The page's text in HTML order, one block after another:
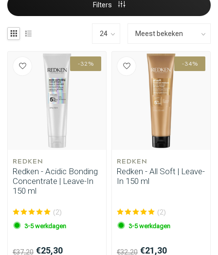
Filters
-32%
REDKEN
Redken - Acidic Bonding
Concentrate | Leave-In
150 ml
(2)
3-5 werkdagen
€37,20 €25,30
-34%
REDKEN
Redken - All Soft | Leave-
In 150 ml
(2)
3-5 werkdagen
€32,20 €21,30